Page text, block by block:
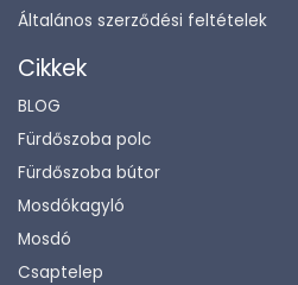
Általános szerződési feltételek
Cikkek
BLOG
Fürdőszoba polc
Fürdőszoba bútor
Mosdókagyló
Mosdó
Csaptelep